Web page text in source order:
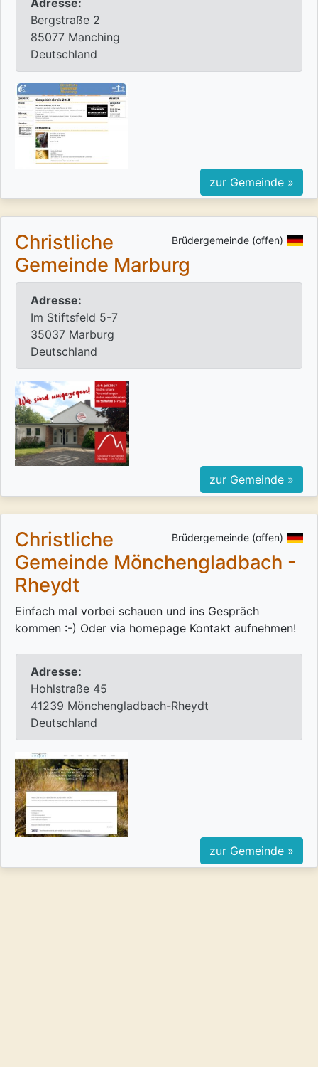
Adresse:
Bergstraße 2
85077 Manching
Deutschland
zur Gemeinde »
Brüdergemeinde (offen)
Christliche
Gemeinde Marburg
Adresse:
Im Stiftsfeld 5-7
35037 Marburg
Deutschland
zur Gemeinde »
Brüdergemeinde (offen)
Christliche
Gemeinde Mönchengladbach -
Rheydt
Einfach mal vorbei schauen und ins Gespräch
kommen :-) Oder via homepage Kontakt aufnehmen!
Adresse:
Hohlstraße 45
41239 Mönchengladbach-Rheydt
Deutschland
zur Gemeinde »